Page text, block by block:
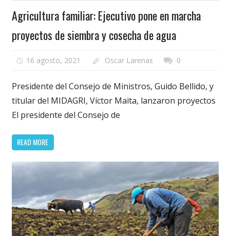
Agricultura familiar: Ejecutivo pone en marcha
proyectos de siembra y cosecha de agua
16 agosto, 2021 Oscar Larenas 0
Presidente del Consejo de Ministros, Guido Bellido, y
titular del MIDAGRI, Víctor Maita, lanzaron proyectos
El presidente del Consejo de
READ MORE